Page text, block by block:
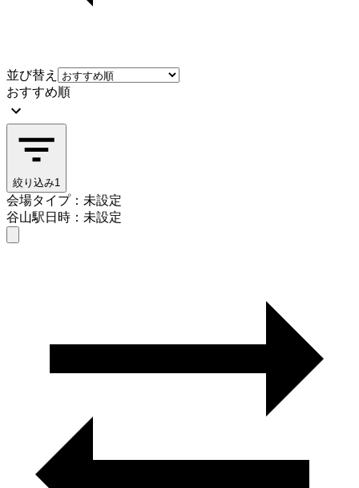
並び替え
おすすめ順
絞り込み1
会場タイプ：未設定
谷山駅日時：未設定